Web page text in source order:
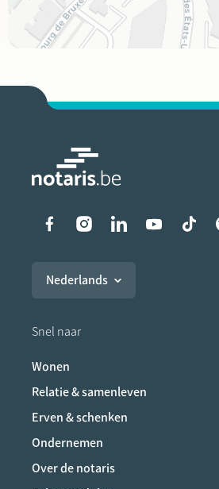
Liens vers les
Nederlands
Snel naar
Wonen
Relatie & samenleven
Erven & schenken
Ondernemen
Over de notaris